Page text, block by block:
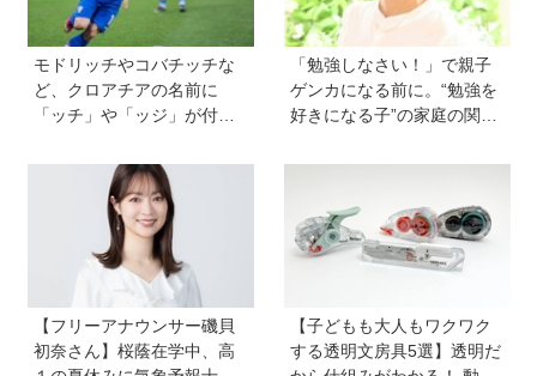
モドリッチやコバチッチな
ど、クロアチアの名前に
「ッチ」や「ッジ」が付く
際問題】
「勉強しなさい！」で親子
ゲンカになる前に。“勉強を
好きになる子”の家庭の関わ
永島瑠美先生に訊く》
【フリーアナウンサー磯貝
初奈さん】桜蔭在学中、高
【子どもも大人もワクワク
する透明文房具5選】透明だ